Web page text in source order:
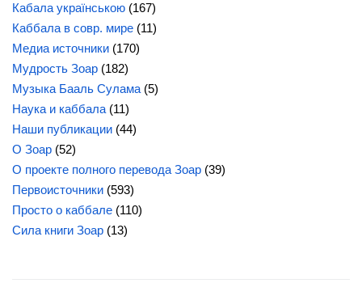
Кабала українською (167)
Каббала в совр. мире (11)
Медиа источники (170)
Мудрость Зоар (182)
Музыка Бааль Сулама (5)
Наука и каббала (11)
Наши публикации (44)
О Зоар (52)
О проекте полного перевода Зоар (39)
Первоисточники (593)
Просто о каббале (110)
Сила книги Зоар (13)